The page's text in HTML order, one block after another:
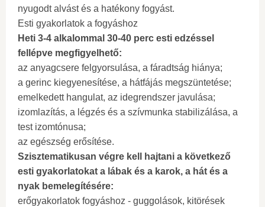
nyugodt alvást és a hatékony fogyást.
Esti gyakorlatok a fogyáshoz
Heti 3-4 alkalommal 30-40 perc esti edzéssel
fellépve megfigyelhető:
az anyagcsere felgyorsulása, a fáradtság hiánya;
a gerinc kiegyenesítése, a hátfájás megszüntetése;
emelkedett hangulat, az idegrendszer javulása;
izomlazítás, a légzés és a szívmunka stabilizálása, a
test izomtónusa;
az egészség erősítése.
Szisztematikusan végre kell hajtani a következő
esti gyakorlatokat a lábak és a karok, a hát és a
nyak bemelegítésére:
erőgyakorlatok fogyáshoz - guggolások, kitörések